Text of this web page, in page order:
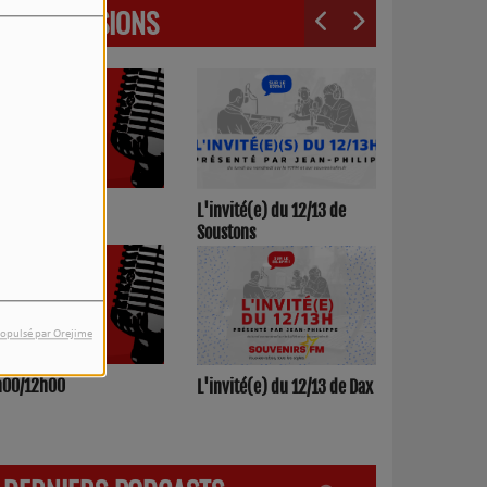
par Orejime
LES ÉMISSIONS
12h00
L'invité(e) du 12/13 de
Soustons
L'invité(e) du 12/13 de Dax